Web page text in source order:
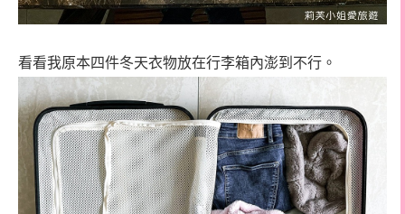
看看我原本四件冬天衣物放在行李箱內澎到不行。